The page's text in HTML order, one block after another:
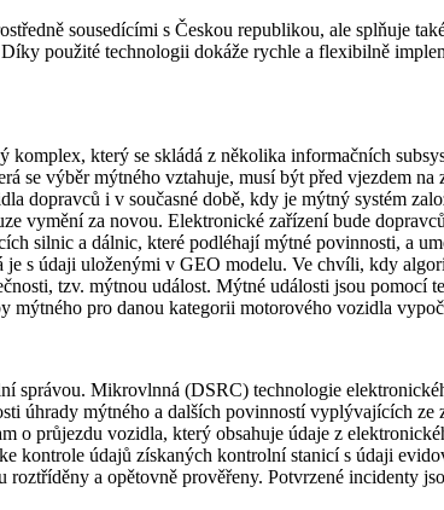
sousedícími s Českou republikou, ale splňuje
použité technologii dokáže rychle a flexibilně
který se skládá z několika informačních
se výběr mýtného vztahuje, musí být před vjezdem
dopravců i v současné době, kdy je mýtný systém
vymění za novou. Elektronické zařízení bude
silnic a dálnic, které podléhají mýtné povinnosti, a
s údaji uloženými v GEO modelu. Ve chvíli, kdy
tzv. mýtnou událost. Mýtné události jsou
mýtného pro danou kategorii motorového vozidla
správou. Mikrovlnná (DSRC) technologie
úhrady mýtného a dalších povinností vyplývajících
průjezdu vozidla, který obsahuje údaje z
kontrole údajů získaných kontrolní stanicí s údaji
a opětovně prověřeny. Potvrzené incidenty